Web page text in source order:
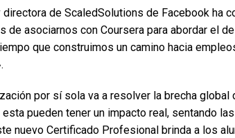
de ScaledSolutions de Facebook ha
de asociarnos con Coursera para abordar el
que construimos un camino hacia
por sí sola va a resolver la brecha global
pueden tener un impacto real, sentando
nuevo Certificado Profesional brinda a los